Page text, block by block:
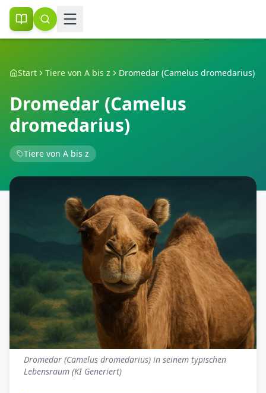
Start Tiere von A bis z Dromedar (Camelus dromedarius)
Dromedar (Camelus
dromedarius)
Tiere von A bis z
Dromedar (Camelus dromedarius) in seinem typischen
Lebensraum (KI Generiert)